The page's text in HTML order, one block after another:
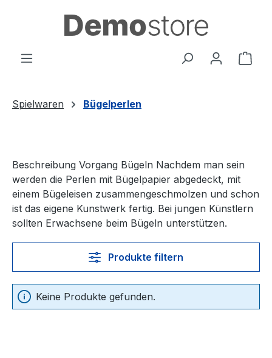
Zum Hauptinhalt springen
Spielwaren Bügelperlen
Beschreibung Vorgang Bügeln Nachdem man sein
werden die Perlen mit Bügelpapier abgedeckt, mit
einem Bügeleisen zusammengeschmolzen und schon
ist das eigene Kunstwerk fertig. Bei jungen Künstlern
sollten Erwachsene beim Bügeln unterstützen.
Produkte filtern
Keine Produkte gefunden.